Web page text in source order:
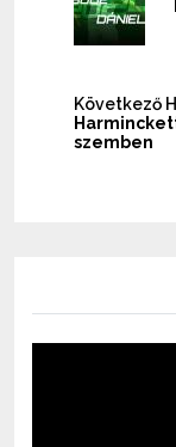
Következő
szemben